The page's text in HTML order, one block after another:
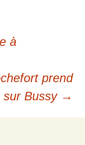
à
prend
sur Bussy →